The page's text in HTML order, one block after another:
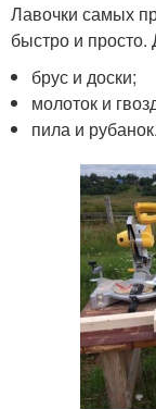
Лавочки самых
быстро и просто.
брус и доски;
молоток и
пила и рубанок.